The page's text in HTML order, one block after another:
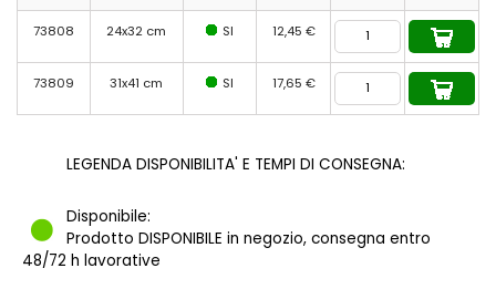
73808 24x32 cm SI 12,45 €
73809 31x41 cm SI 17,65 €
LEGENDA DISPONIBILITA' E TEMPI DI CONSEGNA:
Disponibile:
Prodotto DISPONIBILE in negozio, consegna entro
48/72 h lavorative